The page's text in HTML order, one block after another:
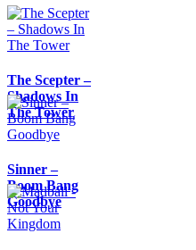
The Scepter –
Shadows In
The Tower
Sinner –
Boom Bang
Goodbye